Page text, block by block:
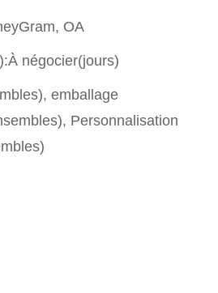
OA
négocier(jours)
emballage
Personnalisation